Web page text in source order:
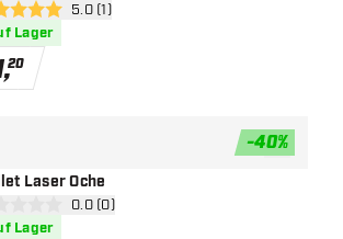
Bewertungsbereich öffnen
5.0 (1)
Lager
,20
hinzufügen
-40%
Laser Oche
Bewertungsbereich öffnen
0.0 (0)
Lager
Zur